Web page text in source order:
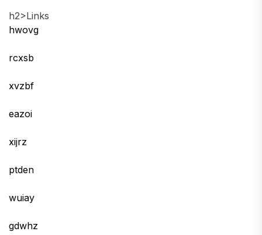
h2>Links
hwovg
rcxsb
xvzbf
eazoi
xijrz
ptden
wuiay
gdwhz